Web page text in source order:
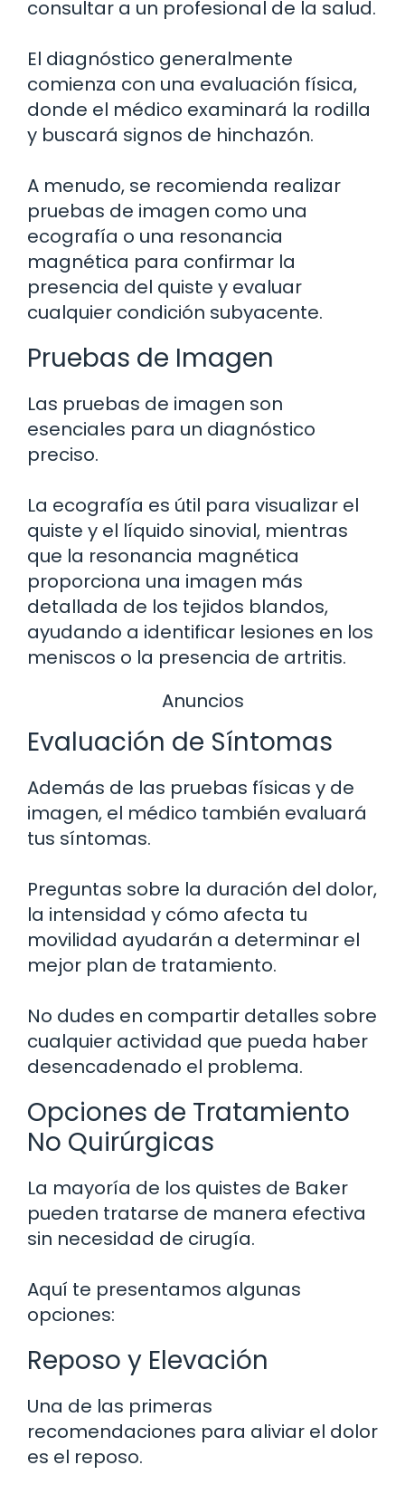
consultar a un profesional de la salud.
El diagnóstico generalmente
comienza con una evaluación física,
donde el médico examinará la rodilla
y buscará signos de hinchazón.
A menudo, se recomienda realizar
pruebas de imagen como una
ecografía o una resonancia
magnética para confirmar la
presencia del quiste y evaluar
cualquier condición subyacente.
Pruebas de Imagen
Las pruebas de imagen son
esenciales para un diagnóstico
preciso.
La ecografía es útil para visualizar el
quiste y el líquido sinovial, mientras
que la resonancia magnética
proporciona una imagen más
detallada de los tejidos blandos,
ayudando a identificar lesiones en los
meniscos o la presencia de artritis.
Anuncios
Evaluación de Síntomas
Además de las pruebas físicas y de
imagen, el médico también evaluará
tus síntomas.
Preguntas sobre la duración del dolor,
la intensidad y cómo afecta tu
movilidad ayudarán a determinar el
mejor plan de tratamiento.
No dudes en compartir detalles sobre
cualquier actividad que pueda haber
desencadenado el problema.
Opciones de Tratamiento
No Quirúrgicas
La mayoría de los quistes de Baker
pueden tratarse de manera efectiva
sin necesidad de cirugía.
Aquí te presentamos algunas
opciones:
Reposo y Elevación
Una de las primeras
recomendaciones para aliviar el dolor
es el reposo.